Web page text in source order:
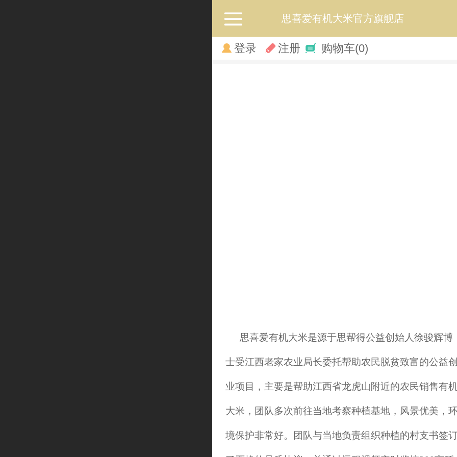
思喜爱有机大米官方旗舰店
登录 注册 购物车(0)
思喜爱有机大米是源于思帮得公益创始人徐骏辉博
士受江西老家农业局长委托帮助农民脱贫致富的公益创
业项目，主要是帮助江西省龙虎山附近的农民销售有
大米，团队多次前往当地考察种植基地，风景优美，
境保护非常好。团队与当地负责组织种植的村支书签